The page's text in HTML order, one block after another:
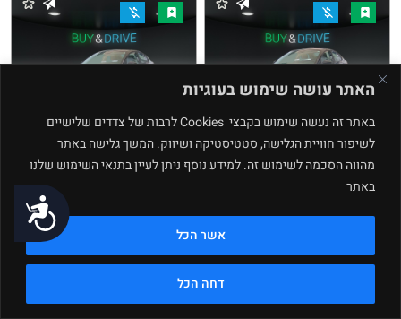
נגישות
האתר עושה שימוש בעוגיות
באתר זה נעשה שימוש בקבצי Cookies לרבות של צדדים שלישיים
לשיפור חוויית הגלישה, סטטיסטיקה ושיווק. המשך גלישה באתר
מהווה הסכמה לשימוש זה. למידע נוסף ניתן לעיין בתנאי השימוש שלנו
באתר
דחה הכל
אשר הכל
Kia Rio
מחיר buy and drive
103,000 ₪
העתקת
קבלת הצעה פרטים
Kia Rio
מחיר buy and drive
89,000 ₪
Whatsapp
קבלת הצעה פרטים